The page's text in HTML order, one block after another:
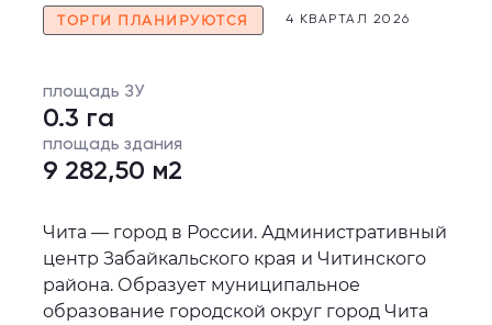
ТОРГИ ПЛАНИРУЮТСЯ 4 КВАРТАЛ 2026
площадь ЗУ
0.3 га
площадь здания
9 282,50 м2
Чита — город в России. Административный
центр Забайкальского края и Читинского
района. Образует муниципальное
образование городской округ город Чита